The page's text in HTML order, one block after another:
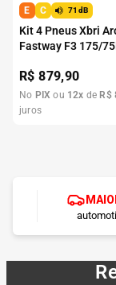
E C 71dB
Kit 4 Pneus Xbri
Fastway F3 175/
R$879,90
No PIX ou 12x de R$
juros